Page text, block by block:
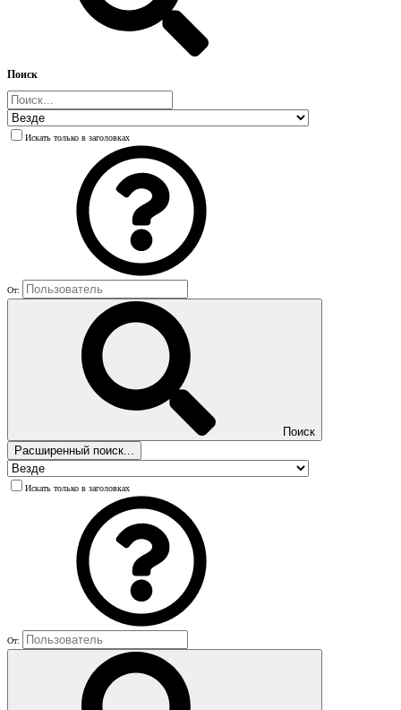
Поиск
Искать только в заголовках
От:
Поиск
Расширенный поиск...
Искать только в заголовках
От: